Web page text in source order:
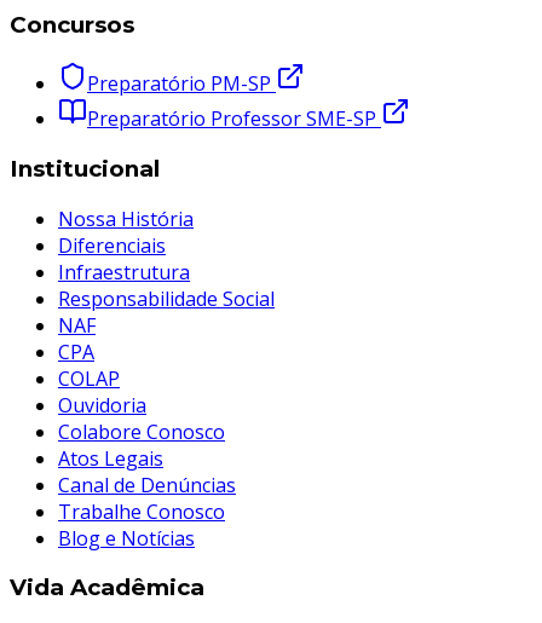
Concursos
Preparatório PM-SP
Preparatório Professor SME-SP
Institucional
Nossa História
Diferenciais
Infraestrutura
Responsabilidade Social
NAF
CPA
COLAP
Ouvidoria
Colabore Conosco
Atos Legais
Canal de Denúncias
Trabalhe Conosco
Blog e Notícias
Vida Acadêmica